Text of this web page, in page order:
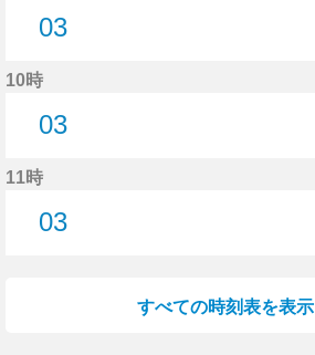
03
10時
03
11時
03
すべての時刻表を表示